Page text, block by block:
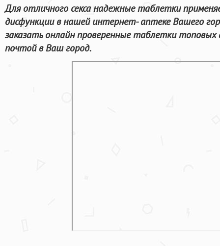
Для отличного секса надежные таблетки
дисфункции в нашей интернет- аптеке Вашего
заказать онлайн проверенные таблетки
почтой в Ваш город.